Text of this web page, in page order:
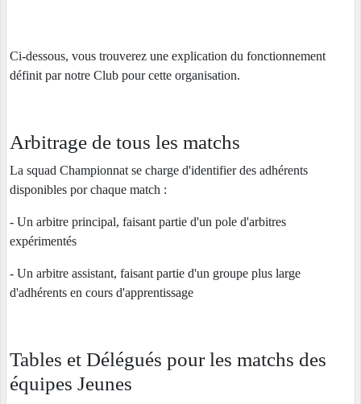
Ci-dessous, vous trouverez une explication du fonctionnement
définit par notre Club pour cette organisation.
Arbitrage de tous les matchs
La squad Championnat se charge d'identifier des adhérents
disponibles por chaque match :
- Un arbitre principal, faisant partie d'un pole d'arbitres
expérimentés
- Un arbitre assistant, faisant partie d'un groupe plus large
d'adhérents en cours d'apprentissage
Tables et Délégués pour les matchs des
équipes Jeunes